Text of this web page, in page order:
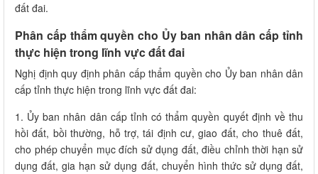
đất đai.
Phân cấp thẩm quyền cho Ủy ban nhân dân cấp tỉnh
thực hiện trong lĩnh vực đất đai
Nghị định quy định phân cấp thẩm quyền cho Ủy ban nhân dân
cấp tỉnh thực hiện trong lĩnh vực đất đai:
1. Ủy ban nhân dân cấp tỉnh có thẩm quyền quyết định về thu
hồi đất, bồi thường, hỗ trợ, tái định cư, giao đất, cho thuê đất,
cho phép chuyển mục đích sử dụng đất, điều chỉnh thời hạn sử
dụng đất, gia hạn sử dụng đất, chuyển hình thức sử dụng đất,